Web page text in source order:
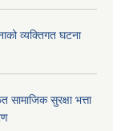
व्यक्तिगत घटना
सुरक्षा भत्ता